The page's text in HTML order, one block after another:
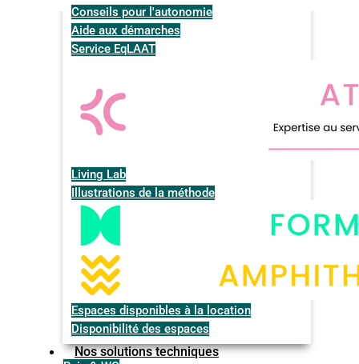
Conseils pour l'autonomie
Aide aux démarches
Service EqLAAT
Living Lab
Illustrations de la méthode
Espaces disponibles à la location
Disponibilité des espaces
Nos solutions techniques